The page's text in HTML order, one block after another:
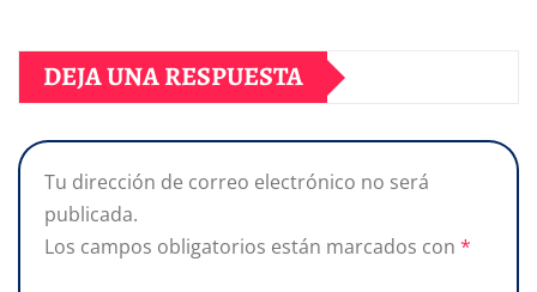
DEJA UNA RESPUESTA
Tu dirección de correo electrónico no será
publicada.
Los campos obligatorios están marcados con *